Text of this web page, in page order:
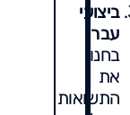
ביצועי
עבר
בחנו
את
התשואות